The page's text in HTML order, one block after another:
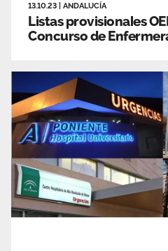
13.10.23 ANDALUCÍA
Listas provisionales
Concurso de